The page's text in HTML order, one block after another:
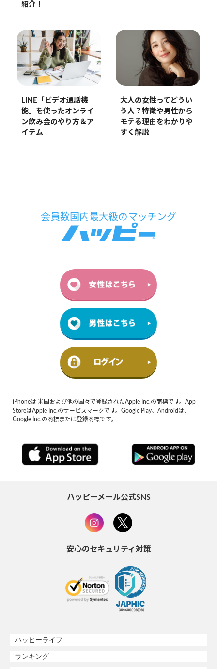
紹介！
LINE「ビデオ通話機
能」を使ったオンライ
ン飲み会のやり方＆ア
イテム
大人の女性ってどうい
う人？特徴や男性から
モテる理由をわかりや
すく解説
iPhoneは 米国および他の国々で登録されたApple Inc.の商標です。App
StoreはApple Inc.のサービスマークです。Google Play、Androidは、
Google Inc.の商標または登録商標です。
ハッピーメール公式SNS
安心のセキュリティ対策
ハッピーライフ
ランキング